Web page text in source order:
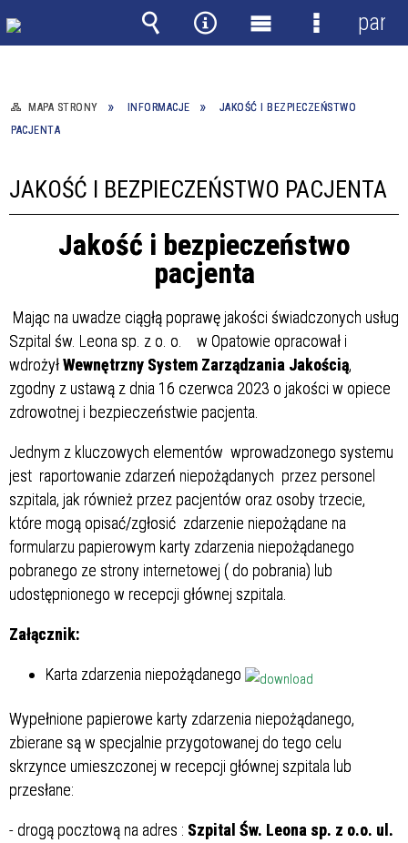
MAPA STRONY INFORMACJE
JAKOŚĆ I BEZPIECZEŃSTWO
PACJENTA
JAKOŚĆ I BEZPIECZEŃSTWO PACJENTA
Jakość i bezpieczeństwo
pacjenta
Mając na uwadze ciągłą poprawę jakości świadczonych usług
Szpital św. Leona sp. z o. o. w Opatowie opracował i
wdrożyłWewnętrzny System Zarządzania Jakością,
zgodny z ustawą z dnia 16 czerwca 2023 o jakości w opiece
zdrowotnej i bezpieczeństwie pacjenta.
Jednym z kluczowych elementów wprowadzonego systemu
jest raportowanie zdarzeń niepożądanych przez personel
szpitala, jak również przez pacjentów oraz osoby trzecie,
które mogą opisać/zgłosić zdarzenie niepożądane na
formularzu papierowym karty zdarzenia niepożądanego
pobranego ze strony internetowej ( do pobrania) lub
udostępnionego w recepcji głównej szpitala.
Załącznik:
Karta zdarzenia niepożądanego
Wypełnione papierowe karty zdarzenia niepożądanego,
zbierane są w specjalnie przygotowanej do tego celu
skrzynce umieszczonej w recepcji głównej szpitala lub
przesłane:
- drogą pocztową na adres : Szpital Św. Leona sp. z o.o. ul.
Wyszukiwarka
Narzędzia
Menu Menu
panel